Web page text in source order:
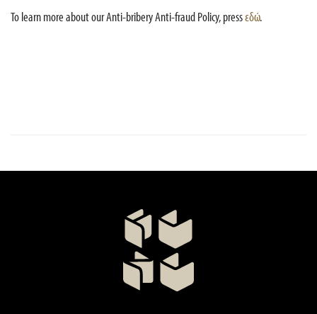
To learn more about our Anti-bribery Anti-fraud Policy, pressεδώ.